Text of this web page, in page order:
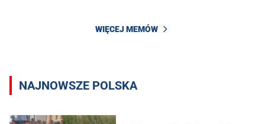
WIĘCEJ MEMÓW
NAJNOWSZE POLSKA